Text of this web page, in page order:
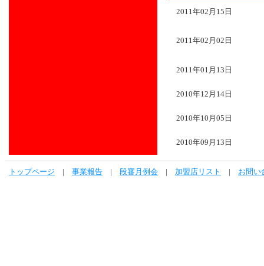
2011年02月15日
2011年02月02日
2011年01月13日
2010年12月14日
2010年10月05日
2010年09月13日
トップページ 事業報告 段審月例会 加盟店リスト お問い